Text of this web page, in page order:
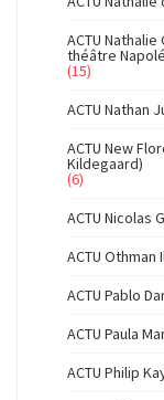
ACTU
théâtre
(15)
ACTU Nathan
ACTU New
Kildegaard)
(6)
ACTU Nicolas
ACTU Othman
ACTU Pablo
ACTU Paula
ACTU Philip